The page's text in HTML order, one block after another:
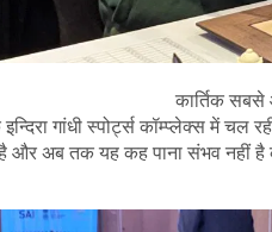
कार्तिक
गांधी स्पोर्ट्स कॉम्प्लेक्स में
और अब तक यह कह पाना संभव नहीं है